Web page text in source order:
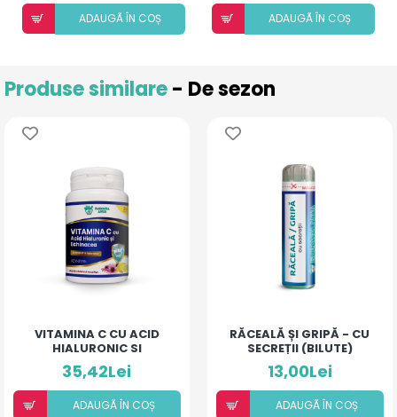
ADAUGÃ ÎN COȘ ADAUGÃ ÎN COȘ
Produse similare- De sezon
VITAMINA C CU ACID
HIALURONIC SI
ECHINACEA
35,42Lei
ADAUGÃ ÎN COȘ
RĂCEALĂ ȘI GRIPĂ - CU
SECREȚII (BILUTE)
13,00Lei
ADAUGÃ ÎN COȘ